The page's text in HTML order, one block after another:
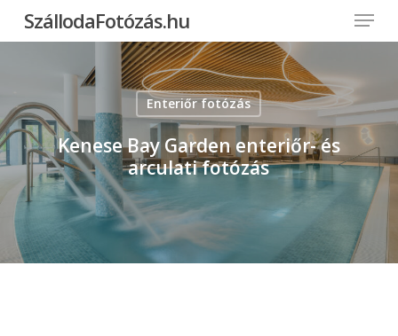
SzállodaFotózás.hu Menu
Enteriőr fotózás
Kenese Bay Garden enteriőr- és
arculati fotózás
Menu